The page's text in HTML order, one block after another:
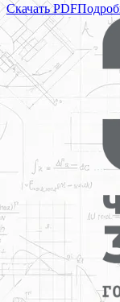
Скачать PDF